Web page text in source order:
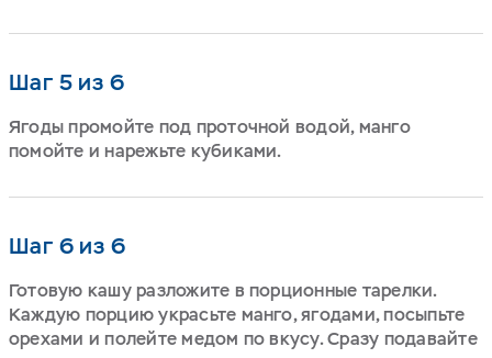
Шаг 5 из 6
Ягоды промойте под проточной водой, манго
помойте и нарежьте кубиками.
Шаг 6 из 6
Готовую кашу разложите в порционные тарелки.
Каждую порцию украсьте манго, ягодами, посыпьте
орехами и полейте медом по вкусу. Сразу подавайте